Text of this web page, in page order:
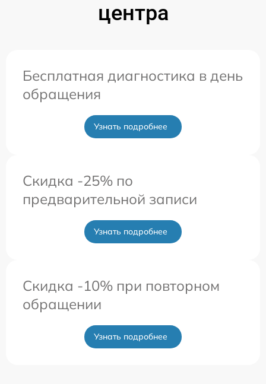
центра
Бесплатная диагностика в день
обращения
Узнать подробнее
Скидка -25% по
предварительной записи
Узнать подробнее
Скидка -10% при повторном
обращении
Узнать подробнее